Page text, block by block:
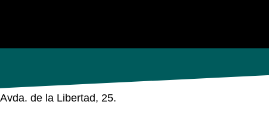
Avda. de la Libertad, 25.